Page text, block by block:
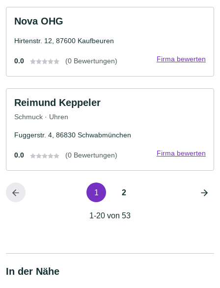
Nova OHG
Hirtenstr. 12, 87600 Kaufbeuren
0.0 (0 Bewertungen) Firma bewerten
Reimund Keppeler
Schmuck · Uhren
Fuggerstr. 4, 86830 Schwabmünchen
0.0 (0 Bewertungen) Firma bewerten
1 2
1-20 von 53
In der Nähe